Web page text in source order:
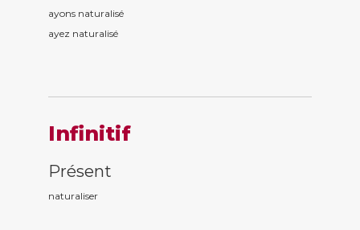
ayons naturalisé
ayez naturalisé
Infinitif
Présent
naturaliser